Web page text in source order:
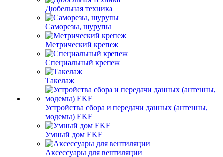
Дюбельная техника
Саморезы, шурупы
Метрический крепеж
Специальный крепеж
Такелаж
Устройства сбора и передачи данных (антенны,
модемы) EKF
Умный дом EKF
Аксессуары для вентиляции